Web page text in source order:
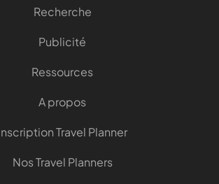
Recherche
Publicité
Ressources
A propos
Travel Planner
Nos Travel Planners